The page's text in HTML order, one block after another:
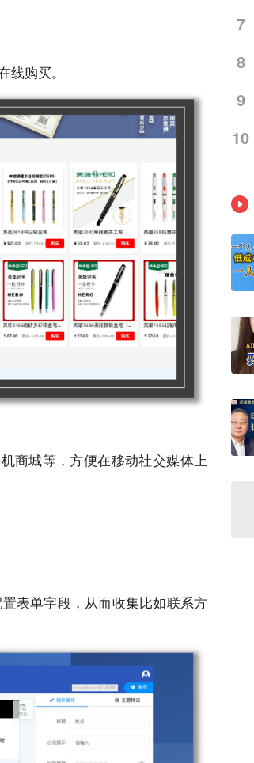
线购买。
商城等，⽅便在移动社交媒体上
表单字段，从⽽收集⽐如联系⽅
7
8
9
10